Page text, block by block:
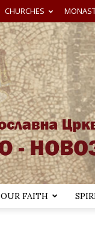
CHURCHES
OUR FAITH